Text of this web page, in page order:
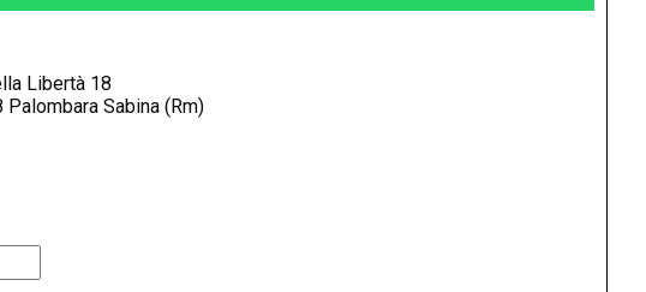
Libertà 18
Palombara Sabina (Rm)